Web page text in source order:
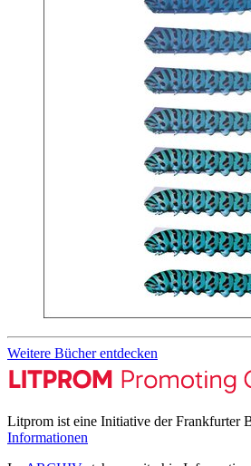
Weitere Bücher entdecken
Litprom ist eine Initiative der Frankfurter
Informationen